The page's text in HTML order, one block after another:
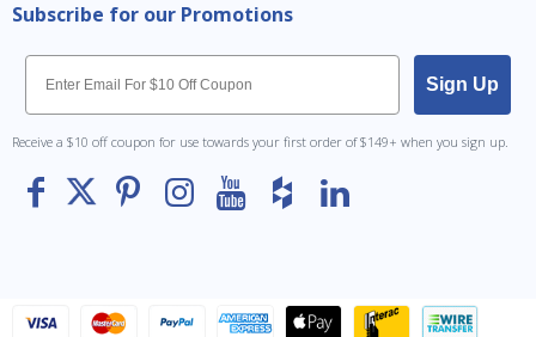
Subscribe for our Promotions
Email
Sign Up
Receive a $10 off coupon for use towards your first order of $149+ when you sign up.